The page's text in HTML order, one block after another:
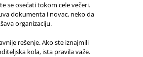
se osećati tokom cele večeri.
dokumenta i novac, neko da
organizaciju.
rešenje. Ako ste iznajmili
kola, ista pravila važe.